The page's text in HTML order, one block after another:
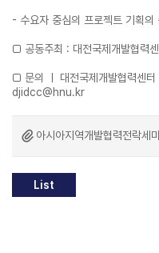
- 수요자 중심의 프로젝트 기획의
□ 공동주최 : 대전국제개발협력
□ 문의 ㅣ 대전국제개발협력센
djidcc@hnu.kr
아시아지역개발협력전락
List